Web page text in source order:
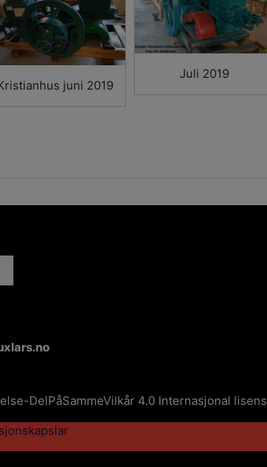
juni 2019
Juli 2019
DelPåSammeVilkår 4.0 Internasjonal lisens